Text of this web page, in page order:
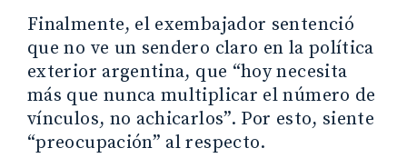
Finalmente, el exembajador sentenció
que no ve un sendero claro en la política
exterior argentina, que “hoy necesita
más que nunca multiplicar el número de
vínculos, no achicarlos”. Por esto, siente
“preocupación” al respecto.